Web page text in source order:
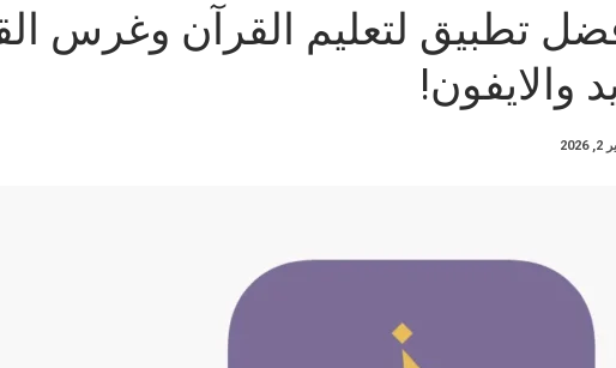
تطبيق لتعليم القرآن وغرس
والايفون!